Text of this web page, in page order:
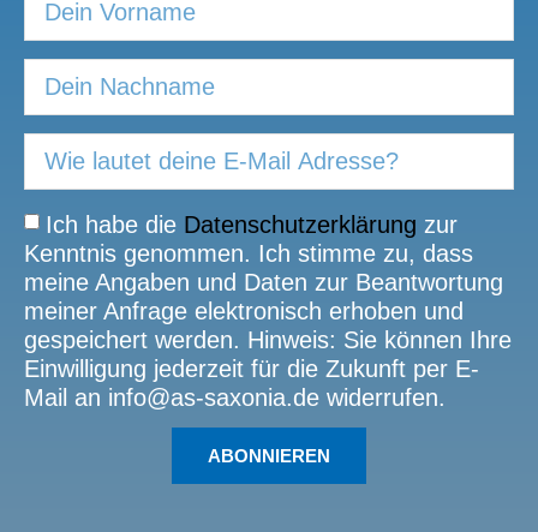
Ich habe die Datenschutzerklärung zur
Kenntnis genommen. Ich stimme zu, dass
meine Angaben und Daten zur Beantwortung
meiner Anfrage elektronisch erhoben und
gespeichert werden. Hinweis: Sie können Ihre
Einwilligung jederzeit für die Zukunft per E-
Mail an info@as-saxonia.de widerrufen.
ABONNIEREN